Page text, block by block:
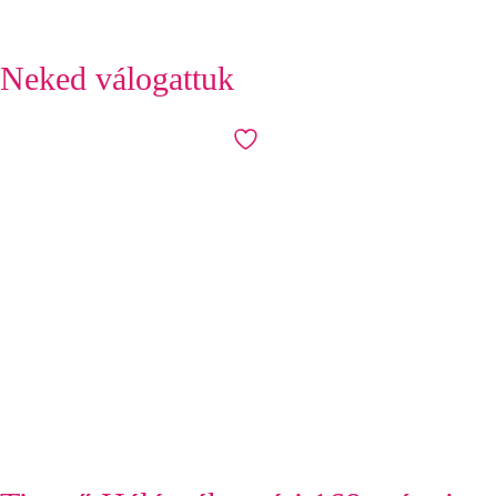
Neked válogattuk